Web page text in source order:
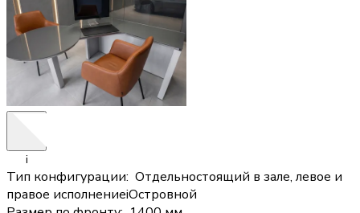
i
Тип конфигурации: Отдельностоящий в зале, левое и
правое исполнениеiОстровной